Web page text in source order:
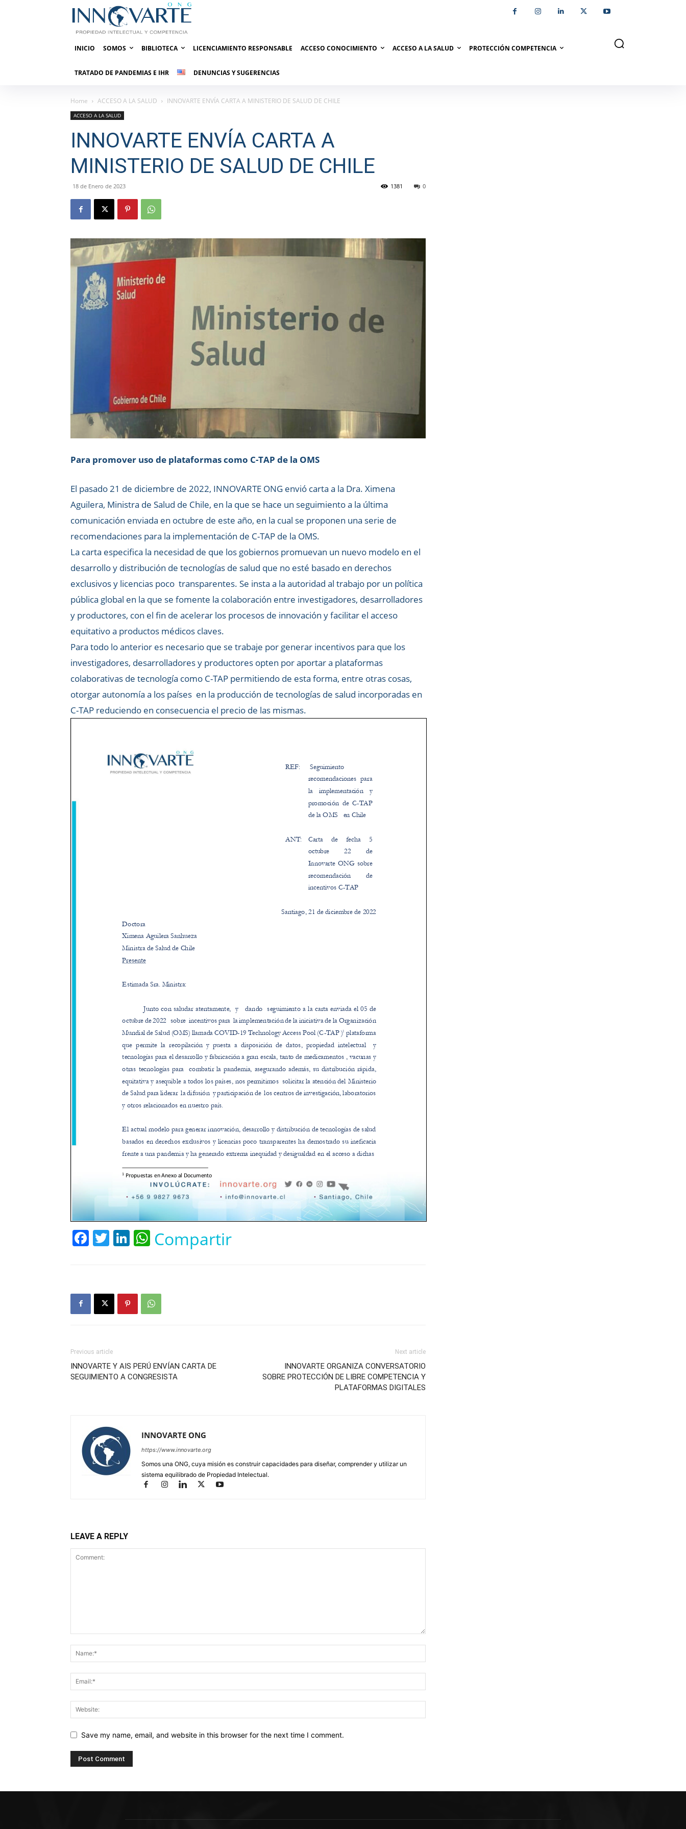
INICIO SOMOS BIBLIOTECA LICENCIAMIENTO RESPONSABLE ACCESO CONOCIMIENTO ACCESO A LA SALUD PROTECCIÓN COMPETENCIA
TRATADO DE PANDEMIAS E IHR DENUNCIAS Y SUGERENCIAS
Home ACCESO A LA SALUD INNOVARTE ENVÍA CARTA A MINISTERIO DE SALUD DE CHILE
ACCESO A LA SALUD
INNOVARTE ENVÍA CARTA A
MINISTERIO DE SALUD DE CHILE
18 de Enero de 2023 0
1381
Para promover uso de plataformas como C-TAP de la OMS
El pasado 21 de diciembre de 2022, INNOVARTE ONG envió carta a la Dra. Ximena
Aguilera, Ministra de Salud de Chile, en la que se hace un seguimiento a la última
comunicación enviada en octubre de este año, en la cual se proponen una serie de
recomendaciones para la implementación de C-TAP de la OMS.
La carta especifica la necesidad de que los gobiernos promuevan un nuevo modelo en el
desarrollo y distribución de tecnologías de salud que no esté basado en derechos
exclusivos y licencias poco transparentes. Se insta a la autoridad al trabajo por un política
pública global en la que se fomente la colaboración entre investigadores, desarrolladores
y productores, con el fin de acelerar los procesos de innovación y facilitar el acceso
equitativo a productos médicos claves.
Para todo lo anterior es necesario que se trabaje por generar incentivos para que los
investigadores, desarrolladores y productores opten por aportar a plataformas
colaborativas de tecnología como C-TAP permitiendo de esta forma, entre otras cosas,
otorgar autonomía a los países en la producción de tecnologías de salud incorporadas en
C-TAP reduciendo en consecuencia el precio de las mismas.
Facebook
Twitter
LinkedIn
WhatsApp
Compartir
Previous article
INNOVARTE Y AIS PERÚ ENVÍAN CARTA DE
SEGUIMIENTO A CONGRESISTA
Next article
INNOVARTE ORGANIZA CONVERSATORIO
SOBRE PROTECCIÓN DE LIBRE COMPETENCIA Y
PLATAFORMAS DIGITALES
INNOVARTE ONG
https://www.innovarte.org
Somos una ONG, cuya misión es construir capacidades para diseñar, comprender y utilizar un
sistema equilibrado de Propiedad Intelectual.
LEAVE A REPLY
Save my name, email, and website in this browser for the next time I comment.